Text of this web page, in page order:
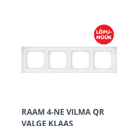
RAAM 4-NE VILMA QR
VALGE KLAAS